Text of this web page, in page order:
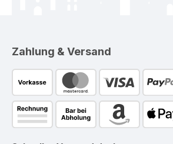
Zahlung & Versand